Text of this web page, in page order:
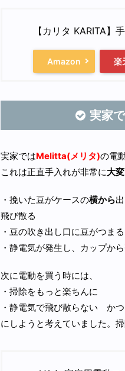
【カリタ KARITA
Amazon 楽
実家
実家ではMelitta(メリタ)の電
これは正直手入れが非常に大変
・挽いた豆がケースの横から
飛び散る
・豆の吹き出し口に豆がつまる
・静電気が発生し、カップか
次に電動を買う時には、
・掃除をもっと楽ちんに
・静電気で飛び散らない か
にしようと考えていました。